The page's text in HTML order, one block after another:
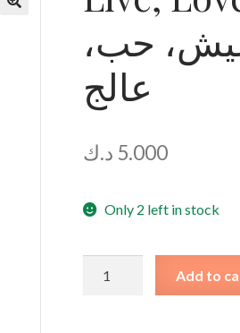
حب،
عالج
5.000 د.ك
Only 2 left in stock
Add to